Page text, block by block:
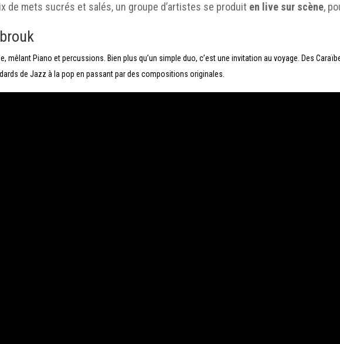
de mets sucrés et salés, un groupe d’artistes se produit en live sur scène,
mêlant Piano et percussions. Bien plus qu’un simple duo, c’est une invitation au voyage. Des
de Jazz à la pop en passant par des compositions originales.